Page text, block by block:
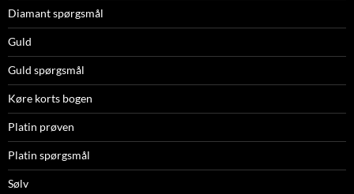
Diamant spørgsmål
Guld
Guld spørgsmål
Køre korts bogen
Platin prøven
Platin spørgsmål
Sølv